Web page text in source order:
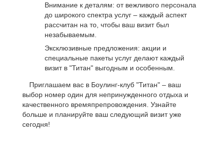
Внимание к деталям: от вежливого персонала
до широкого спектра услуг – каждый аспект
рассчитан на то, чтобы ваш визит был
незабываемым.
Эксклюзивные предложения: акции и
специальные пакеты услуг делают каждый
визит в "Титан" выгодным и особенным.
Приглашаем вас в Боулинг-клуб "Титан" – ваш
выбор номер один для непринужденного отдыха и
качественного времяпрепровождения. Узнайте
больше и планируйте ваш следующий визит уже
сегодня!